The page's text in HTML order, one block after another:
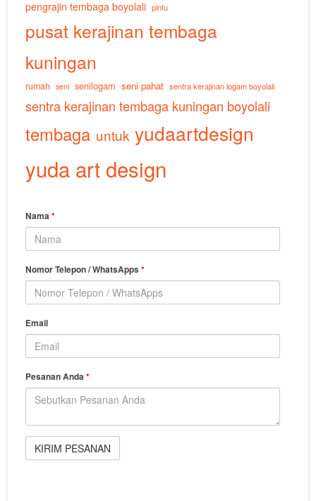
pengrajin tembaga boyolali pintu
pusat kerajinan tembaga
kuningan
rumah seni senilogam seni pahat sentra kerajinan logam boyolali
sentra kerajinan tembaga kuningan boyolali
tembaga untuk yudaartdesign
yuda art design
Nama*
Nomor Telepon / WhatsApps*
Email
Pesanan Anda*